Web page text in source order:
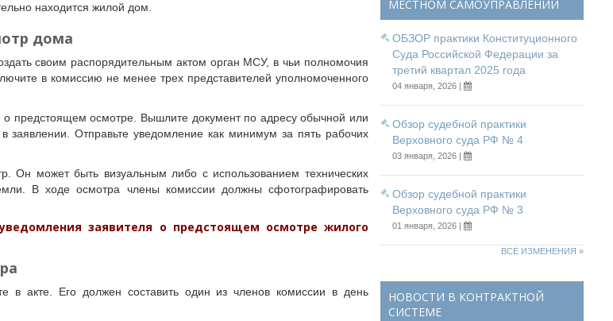
находится жилой дом.
дома
своим распорядительным актом орган МСУ, в чьи полномочия
в комиссию не менее трех представителей уполномоченного
предстоящем осмотре. Вышлите документ по адресу обычной или
заявлении. Отправьте уведомление как минимум за пять рабочих
Он может быть визуальным либо с использованием технических
В ходе осмотра члены комиссии должны сфотографировать
заявителя о предстоящем осмотре жилого
в акте. Его должен составить один из членов комиссии в день
МЕСТНОМ САМОУПРАВЛЕНИИ
ОБЗОР практики Конституционного
Суда Российской Федерации за
третий квартал 2025 года
04 января, 2026 |
Обзор судебной практики
Верховного суда РФ № 4
03 января, 2026 |
Обзор судебной практики
Верховного суда РФ № 3
01 января, 2026 |
ВСЕ ИЗМЕНЕНИЯ »
НОВОСТИ В КОНТРАКТНОЙ
СИСТЕМЕ